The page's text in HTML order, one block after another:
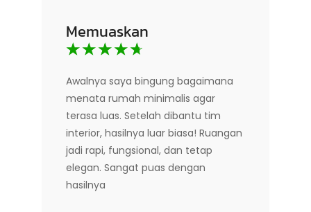
Memuaskan
☆☆☆☆☆
Awalnya saya bingung bagaimana
menata rumah minimalis agar
terasa luas. Setelah dibantu tim
interior, hasilnya luar biasa! Ruangan
jadi rapi, fungsional, dan tetap
elegan. Sangat puas dengan
hasilnya